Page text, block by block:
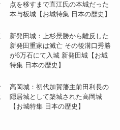
点を移すまで直江氏の本城だった
本与板城【お城特集 日本の歴史】
新発田城：上杉景勝から離反した
新発田重家は滅亡 その後溝口秀勝
が6万石にて入城 新発田城【お城
特集 日本の歴史】
高岡城：初代加賀藩主前田利長の
隠居城として築城された高岡城
【お城特集 日本の歴史】